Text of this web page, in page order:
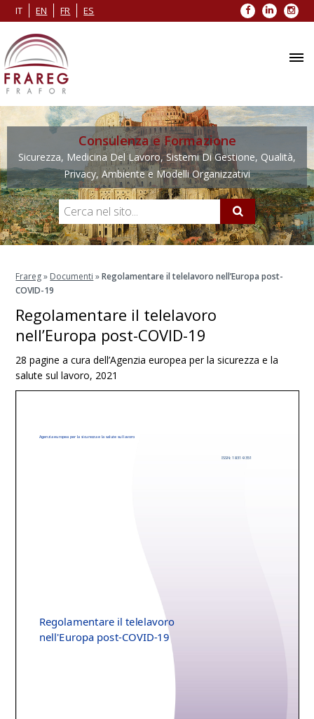
IT EN FR ES Facebook
LinkedIn
Consulenza e Formazione
Sicurezza, Medicina Del Lavoro, Sistemi Di Gestione, Qualità,
Privacy, Ambiente e Modelli Organizzativi
Frareg» Documenti »Regolamentare il telelavoro nell’Europa post-
COVID-19
Regolamentare il telelavoro
nell’Europa post-COVID-19
28 pagine a cura dell’Agenzia europea per la sicurezza e la
salute sul lavoro, 2021